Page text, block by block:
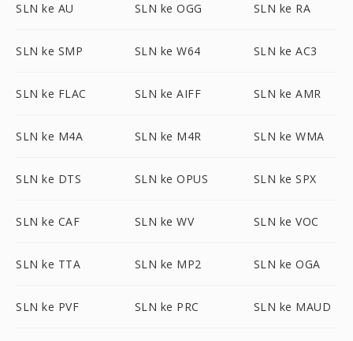
SLN ke AU SLN ke OGG SLN ke RA
SLN ke SMP SLN ke W64 SLN ke AC3
SLN ke FLAC SLN ke AIFF SLN ke AMR
SLN ke M4A SLN ke M4R SLN ke WMA
SLN ke DTS SLN ke OPUS SLN ke SPX
SLN ke CAF SLN ke WV SLN ke VOC
SLN ke TTA SLN ke MP2 SLN ke OGA
SLN ke PVF SLN ke PRC SLN ke MAUD